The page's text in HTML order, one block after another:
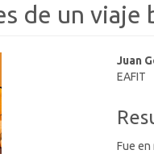
de un viaje
Juan
EAFIT
Fue en